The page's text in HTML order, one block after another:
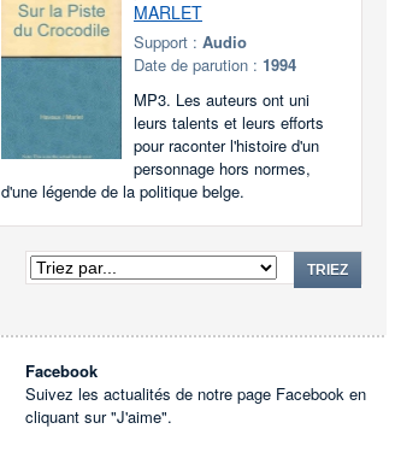
MARLET
Support : Audio
Date de parution : 1994
MP3. Les auteurs ont uni
leurs talents et leurs efforts
pour raconter l'histoire d'un
personnage hors normes,
d'une légende de la politique belge.
TRIEZ
Facebook
Suivez les actualités de notre page Facebook en
cliquant sur "J'aime".